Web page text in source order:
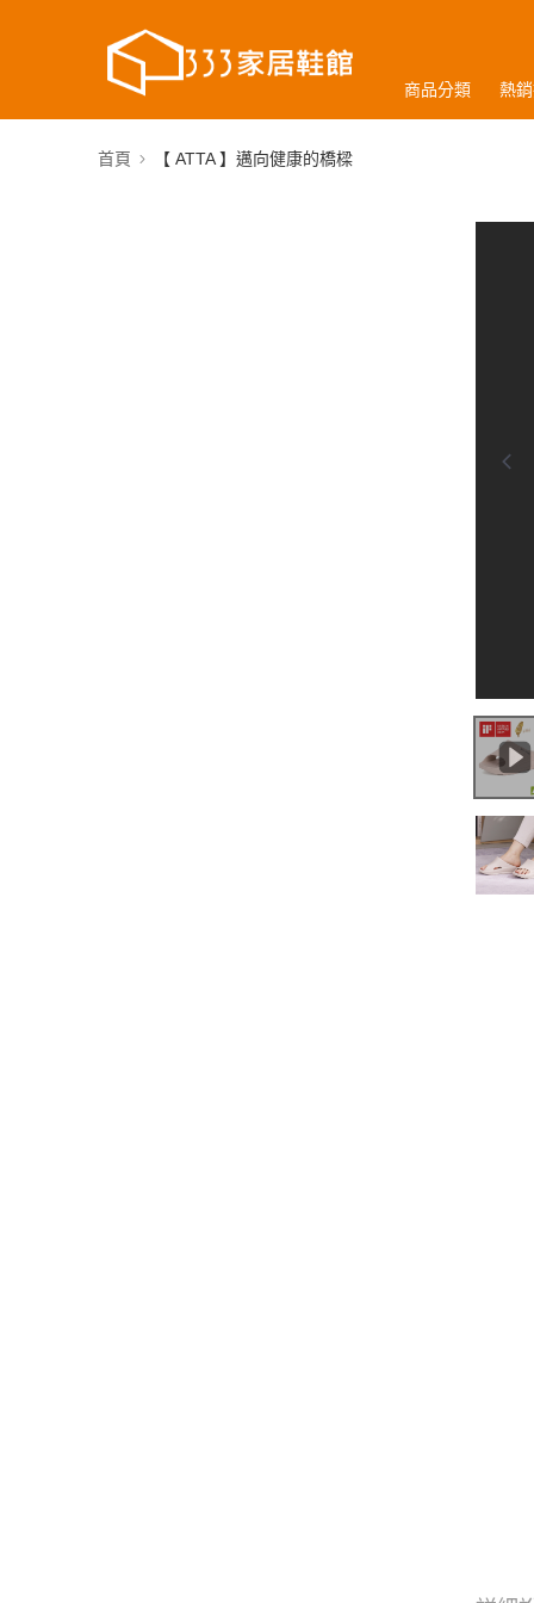
商品分類 熱
首頁 【 ATTA 】邁向健康的橋樑